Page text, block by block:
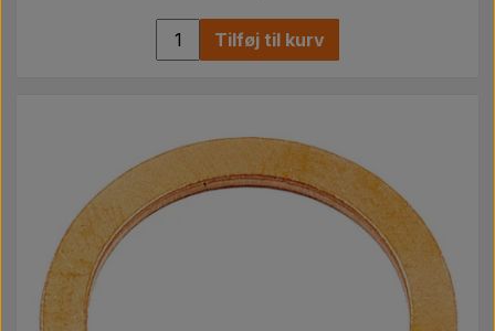
Tilføj til kurv